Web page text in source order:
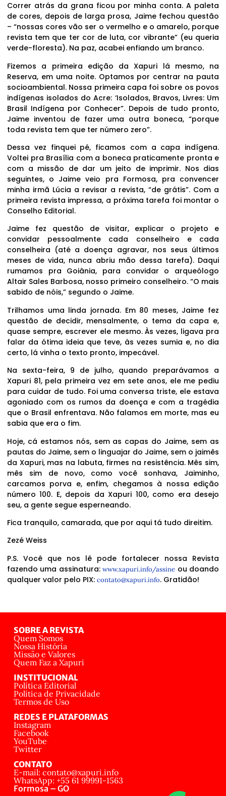
Correr atrás da grana ficou por minha conta. A paleta
de cores, depois de larga prosa, Jaime fechou questão
– “nossas cores vão ser o vermelho e o amarelo, porque
revista tem que ter cor de luta, cor vibrante” (eu queria
verde-floresta). Na paz, acabei enfiando um branco.
Fizemos a primeira edição da Xapuri lá mesmo, na
Reserva, em uma noite. Optamos por centrar na pauta
socioambiental. Nossa primeira capa foi sobre os povos
indígenas isolados do Acre: ‘Isolados, Bravos, Livres: Um
Brasil Indígena por Conhecer”. Depois de tudo pronto,
Jaime inventou de fazer uma outra boneca, “porque
toda revista tem que ter número zero”.
Dessa vez finquei pé, ficamos com a capa indígena.
Voltei pra Brasília com a boneca praticamente pronta e
com a missão de dar um jeito de imprimir. Nos dias
seguintes, o Jaime veio pra Formosa, pra convencer
minha irmã Lúcia a revisar a revista, “de grátis”. Com a
primeira revista impressa, a próxima tarefa foi montar o
Conselho Editorial.
Jaime fez questão de visitar, explicar o projeto e
convidar pessoalmente cada conselheiro e cada
conselheira (até a doença agravar, nos seus últimos
meses de vida, nunca abriu mão dessa tarefa). Daqui
rumamos pra Goiânia, para convidar o arqueólogo
Altair Sales Barbosa, nosso primeiro conselheiro. “O mais
sabido de nóis,” segundo o Jaime.
Trilhamos uma linda jornada. Em 80 meses, Jaime fez
questão de decidir, mensalmente, o tema da capa e,
quase sempre, escrever ele mesmo. Às vezes, ligava pra
falar da ótima ideia que teve, às vezes sumia e, no dia
certo, lá vinha o texto pronto, impecável.
Na sexta-feira, 9 de julho, quando preparávamos a
Xapuri 81, pela primeira vez em sete anos, ele me pediu
para cuidar de tudo. Foi uma conversa triste, ele estava
agoniado com os rumos da doença e com a tragédia
que o Brasil enfrentava. Não falamos em morte, mas eu
sabia que era o fim.
Hoje, cá estamos nós, sem as capas do Jaime, sem as
pautas do Jaime, sem o linguajar do Jaime, sem o jaimês
da Xapuri, mas na labuta, firmes na resistência. Mês sim,
mês sim de novo, como você sonhava, Jaiminho,
carcamos porva e, enfim, chegamos à nossa edição
número 100. E, depois da Xapuri 100, como era desejo
seu, a gente segue esperneando.
Fica tranquilo, camarada, que por aqui tá tudo direitim.
Zezé Weiss
P.S. Você que nos lê pode fortalecer nossa Revista
fazendo uma assinatura:www.xapuri.info/assine ou doando
qualquer valor pelo PIX: contato@xapuri.info. Gratidão!
SOBRE A REVISTA
Quem Somos
Nossa História
Missão e Valores
Quem Faz a Xapuri
INSTITUCIONAL
Política Editorial
Política de Privacidade
Termos de Uso
REDES E PLATAFORMAS
Instagram
Facebook
YouTube
Twitter
CONTATO
E-mail: contato@xapuri.info
WhatsApp: +55 61 99991-1563
Formosa – GO